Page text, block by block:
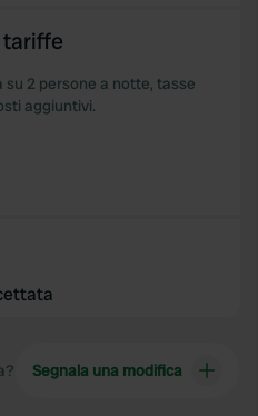
tariffe
2 persone a notte, tasse
aggiuntivi.
Segnala una modifica